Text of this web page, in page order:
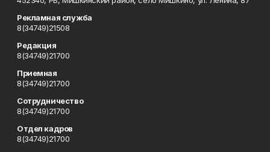
Рекламная служба
8(34749)21508
Редакция
8(34749)21700
Приемная
8(34749)21700
Сотрудничество
8(34749)21700
Отдел кадров
8(34749)21700